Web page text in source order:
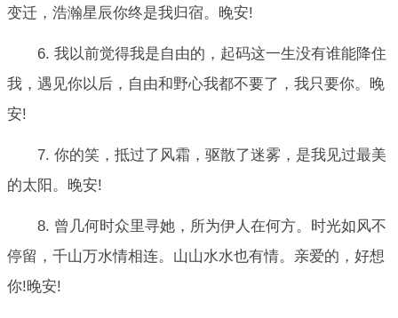
变迁，浩瀚星辰你终是我归宿。晚安!
6. 我以前觉得我是自由的，起码这一生没有谁能降住
我，遇见你以后，自由和野心我都不要了，我只要你。晚
安!
7. 你的笑，抵过了风霜，驱散了迷雾，是我见过最美
的太阳。晚安!
8. 曾几何时众里寻她，所为伊人在何方。时光如风不
停留，千山万水情相连。山山水水也有情。亲爱的，好想
你!晚安!